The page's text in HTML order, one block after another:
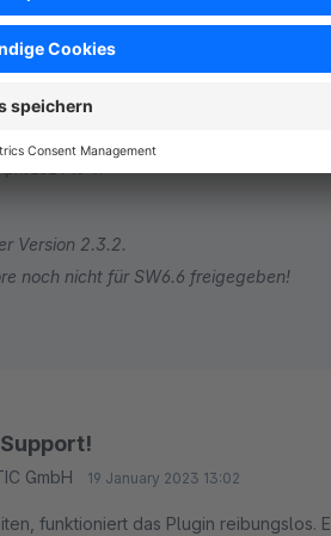
muss das Plugin direkt in der
4.0Documentation
2024 10:47
Version 2.3.2.
noch nicht für SW6.6 freigegeben!
2.4.0 bereit, die nun auch von uns für
darauf reagieren.
GmbH 19 January 2023 13:02
funktioniert das Plugin reibungslos.